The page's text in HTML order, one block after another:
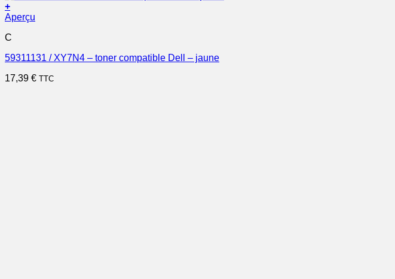
+
Aperçu
C
59311131 / XY7N4 – toner compatible Dell – jaune
17,39 € TTC